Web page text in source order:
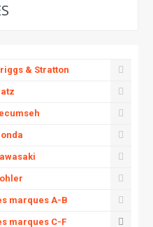
& Stratton
marques A-B
marques C-F